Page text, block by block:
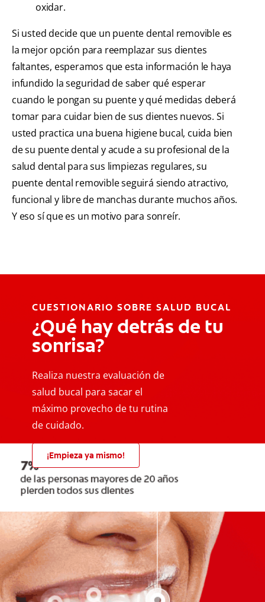
oxidar.
Si usted decide que un puente dental removible es
la mejor opción para reemplazar sus dientes
faltantes, esperamos que esta información le haya
infundido la seguridad de saber qué esperar
cuando le pongan su puente y qué medidas deberá
tomar para cuidar bien de sus dientes nuevos. Si
usted practica una buena higiene bucal, cuida bien
de su puente dental y acude a su profesional de la
salud dental para sus limpiezas regulares, su
puente dental removible seguirá siendo atractivo,
funcional y libre de manchas durante muchos años.
Y eso sí que es un motivo para sonreír.
CUESTIONARIO SOBRE SALUD BUCAL
¿Qué hay detrás de tu
sonrisa?
Realiza nuestra evaluación de
salud bucal para sacar el
máximo provecho de tu rutina
de cuidado.
¡Empieza ya mismo!